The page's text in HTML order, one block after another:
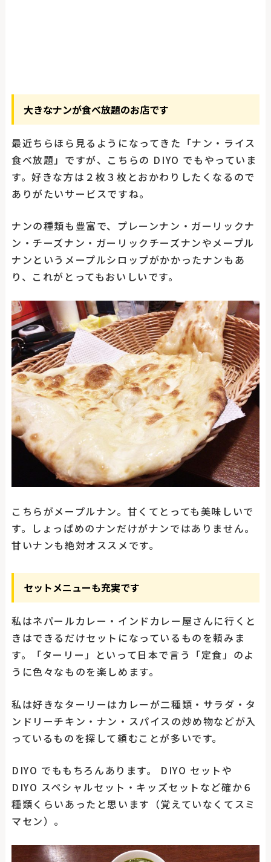
大きなナンが食べ放題のお店です
最近ちらほら見るようになってきた「ナン・ライス
食べ放題」ですが、こちらの DIYO でもやっていま
す。好きな方は２枚３枚とおかわりしたくなるので
ありがたいサービスですね。
ナンの種類も豊富で、プレーンナン・ガーリックナ
ン・チーズナン・ガーリックチーズナンやメープル
ナンというメープルシロップがかかったナンもあ
り、これがとってもおいしいです。
こちらがメープルナン。甘くてとっても美味しいで
す。しょっぱめのナンだけがナンではありません。
甘いナンも絶対オススメです。
セットメニューも充実です
私はネパールカレー・インドカレー屋さんに行くと
きはできるだけセットになっているものを頼みま
す。「ターリー」といって日本で言う「定食」のよ
うに色々なものを楽しめます。
私は好きなターリーはカレーが二種類・サラダ・タ
ンドリーチキン・ナン・スパイスの炒め物などが入
っているものを探して頼むことが多いです。
DIYO でももちろんあります。 DIYO セットや
DIYO スペシャルセット・キッズセットなど確か６
種類くらいあったと思います（覚えていなくてスミ
マセン）。